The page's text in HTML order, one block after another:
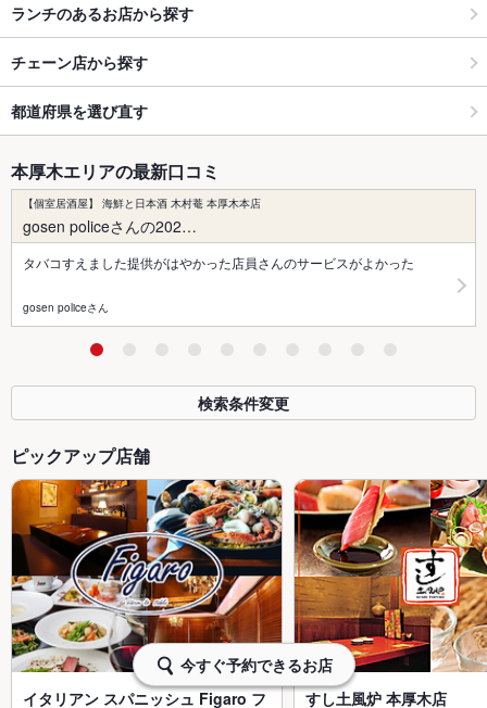
ランチのあるお店から探す
チェーン店から探す
都道府県を選び直す
本厚木エリアの最新口コミ
【個室居酒屋】 海鮮と日本酒 木村菴 本厚木本店
gosen policeさんの202…
タバコすえました提供がはやかった店員さんのサービスがよかった
gosen policeさん
検索条件変更
ピックアップ店舗
イタリアン スパニッシュ Figaro フ すし土風炉 本厚木店
今すぐ予約できるお店